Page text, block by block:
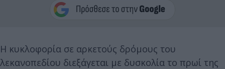
Η κυκλοφορία σε αρκετούς δρόμους του
λεκανοπεδίου διεξάγεται με δυσκολία το πρωί της